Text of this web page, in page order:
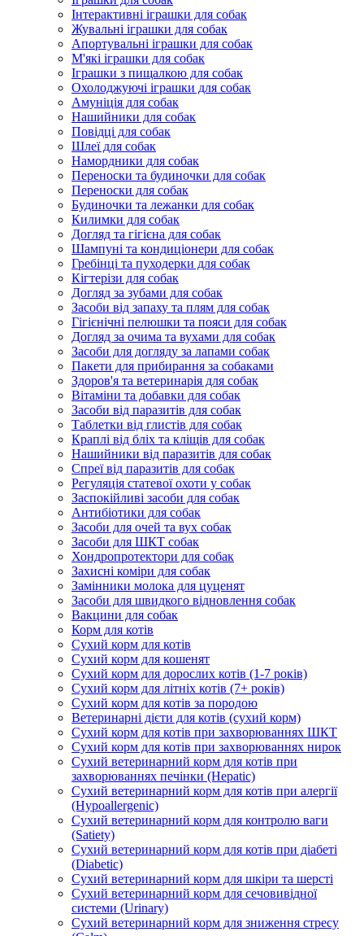
Інтерактивні іграшки для собак
Жувальні іграшки для собак
Апортувальні іграшки для собак
М'які іграшки для собак
Іграшки з пищалкою для собак
Охолоджуючі іграшки для собак
Амуніція для собак
Нашийники для собак
Повідці для собак
Шлеї для собак
Намордники для собак
Переноски та будиночки для собак
Переноски для собак
Будиночки та лежанки для собак
Килимки для собак
Догляд та гігієна для собак
Шампуні та кондиціонери для собак
Гребінці та пуходерки для собак
Кігтерізи для собак
Догляд за зубами для собак
Засоби від запаху та плям для собак
Гігієнічні пелюшки та пояси для собак
Догляд за очима та вухами для собак
Засоби для догляду за лапами собак
Пакети для прибирання за собаками
Здоров'я та ветеринарія для собак
Вітаміни та добавки для собак
Засоби від паразитів для собак
Таблетки від глистів для собак
Краплі від бліх та кліщів для собак
Нашийники від паразитів для собак
Спреї від паразитів для собак
Регуляція статевої охоти у собак
Заспокійливі засоби для собак
Антибіотики для собак
Засоби для очей та вух собак
Засоби для ШКТ собак
Хондропротектори для собак
Захисні коміри для собак
Замінники молока для цуценят
Засоби для швидкого відновлення собак
Вакцини для собак
Корм для котів
Сухий корм для котів
Сухий корм для кошенят
Сухий корм для дорослих котів (1-7 років)
Сухий корм для літніх котів (7+ років)
Сухий корм для котів за породою
Ветеринарні дієти для котів (сухий корм)
Сухий корм для котів при захворюваннях ШКТ
Сухий корм для котів при захворюваннях нирок
Сухий ветеринарний корм для котів при
захворюваннях печінки (Hepatic)
Сухий ветеринарний корм для котів при алергії
(Hypoallergenic)
Сухий ветеринарний корм для контролю ваги
(Satiety)
Сухий ветеринарний корм для котів при діабеті
(Diabetic)
Сухий ветеринарний корм для шкіри та шерсті
Сухий ветеринарний корм для сечовивідної
системи (Urinary)
Сухий ветеринарний корм для зниження стресу